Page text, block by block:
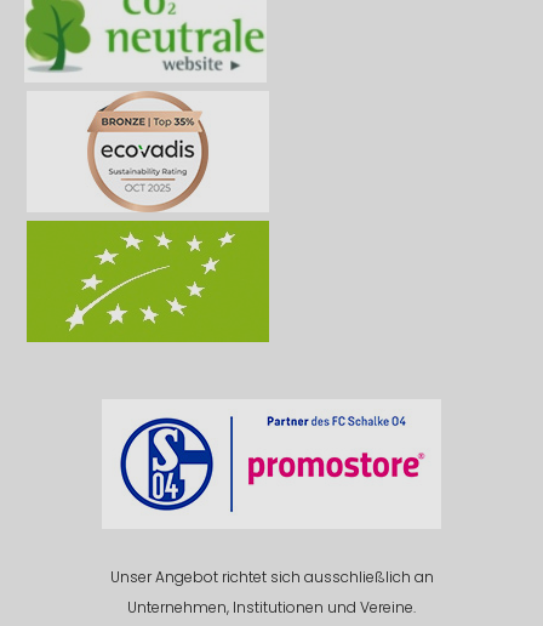
Unser Angebot richtet sich ausschließlich an
Unternehmen, Institutionen und Vereine.